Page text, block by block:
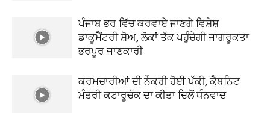
ਪੰਜਾਬ ਭਰ ਵਿੱਚ ਕਰਵਾਏ ਜਾਣਗੇ ਵਿਸ਼ੇਸ਼
ਡਾਕੂਮੈਂਟਰੀ ਸ਼ੋਅ, ਲੋਕਾਂ ਤੱਕ ਪਹੁੰਚੇਗੀ ਜਾਗਰੂਕਤਾ
ਭਰਪੂਰ ਜਾਣਕਾਰੀ
ਕਰਮਚਾਰੀਆਂ ਦੀ ਨੌਕਰੀ ਹੋਈ ਪੱਕੀ, ਕੈਬਨਿਟ
ਮੰਤਰੀ ਕਟਾਰੂਚੱਕ ਦਾ ਕੀਤਾ ਦਿਲੋਂ ਧੰਨਵਾਦ